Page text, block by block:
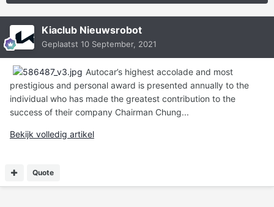
Kiaclub Nieuwsrobot
Geplaatst 10 September, 2021
Autocar’s highest accolade and most
prestigious and personal award is presented annually to the
individual who has made the greatest contribution to the
success of their company Chairman Chung...
Bekijk volledig artikel
Quote